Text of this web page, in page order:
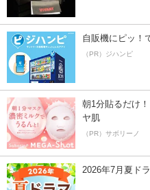
自販機にピッ！
（PR）ジハンピ
朝1分貼るだけ
ヤ肌
（PR）サボリーノ
2026年7月夏ド